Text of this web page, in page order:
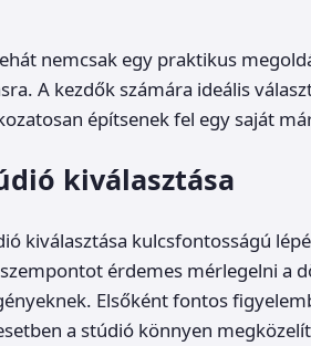
nemcsak egy praktikus
A kezdők számára ideális
építsenek fel egy saját
kiválasztása
kiválasztása kulcsfontosságú
érdemes mérlegelni a
Elsőként fontos
a stúdió könnyen